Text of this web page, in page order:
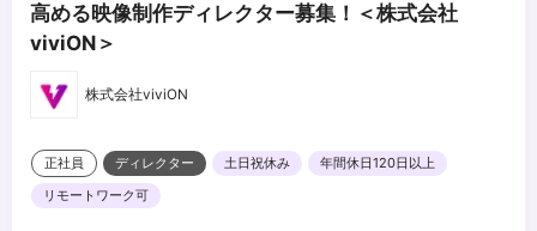
高める映像制作ディレクター募集！＜株式会社
viviON＞
株式会社viviON
正社員 ディレクター 土日祝休み
年間休日120日以上
リモートワーク可